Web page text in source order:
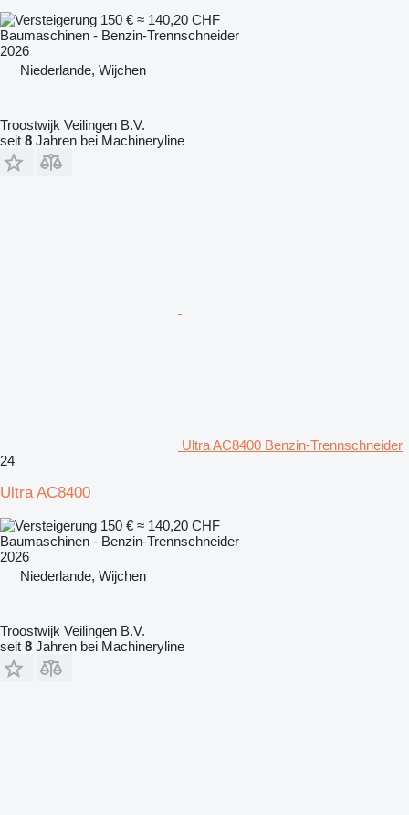
150 € ≈ 140,20 CHF
Baumaschinen - Benzin-Trennschneider
2026
Niederlande, Wijchen
Troostwijk Veilingen B.V.
seit 8 Jahren bei Machineryline
Ultra AC8400 Benzin-Trennschneider
24
Ultra AC8400
150 € ≈ 140,20 CHF
Baumaschinen - Benzin-Trennschneider
2026
Niederlande, Wijchen
Troostwijk Veilingen B.V.
seit 8 Jahren bei Machineryline